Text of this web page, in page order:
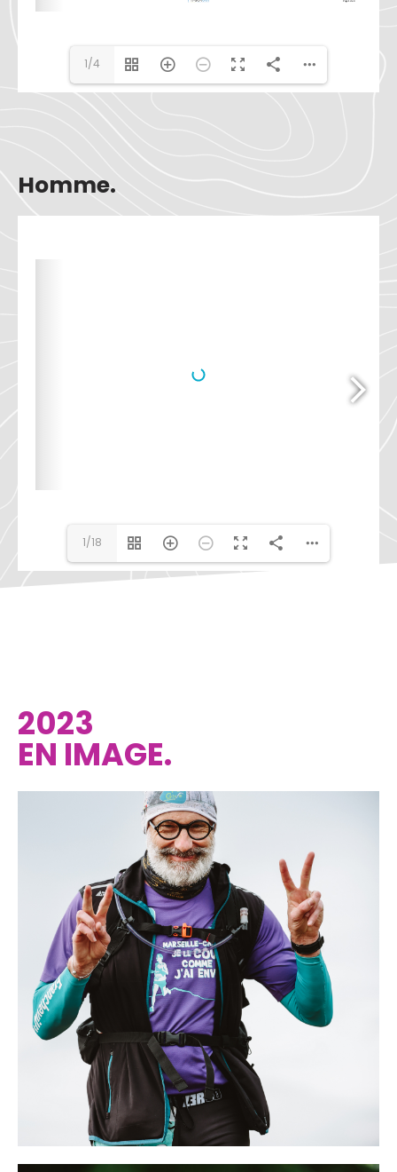
1/4
Homme.
1/18
2023
EN IMAGE.